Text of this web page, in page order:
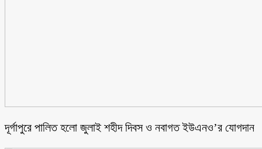
‎দূর্গাপুরে পালিত হলো জুলাই শহীদ দিবস ও নবাগত ইউএনও’র যোগদান ‎